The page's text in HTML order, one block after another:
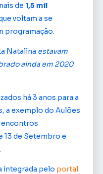
de 1,5 mil
voltam a se
programação.
Natalina estavam
ainda em 2020
há 3 anos para a
a exemplo do Aulões
encontros
13 de Setembro e
íntegrada pelo portal